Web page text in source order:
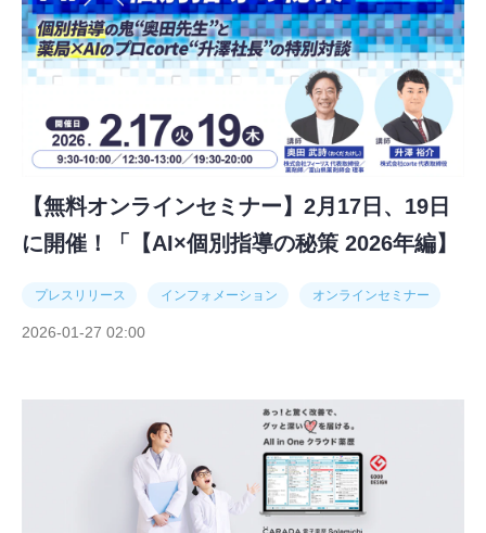
【無料オンラインセミナー】2月17日、19日
に開催！「【AI×個別指導の秘策 2026年編】
プレスリリース インフォメーション オンラインセミナー
2026-01-27 02:00